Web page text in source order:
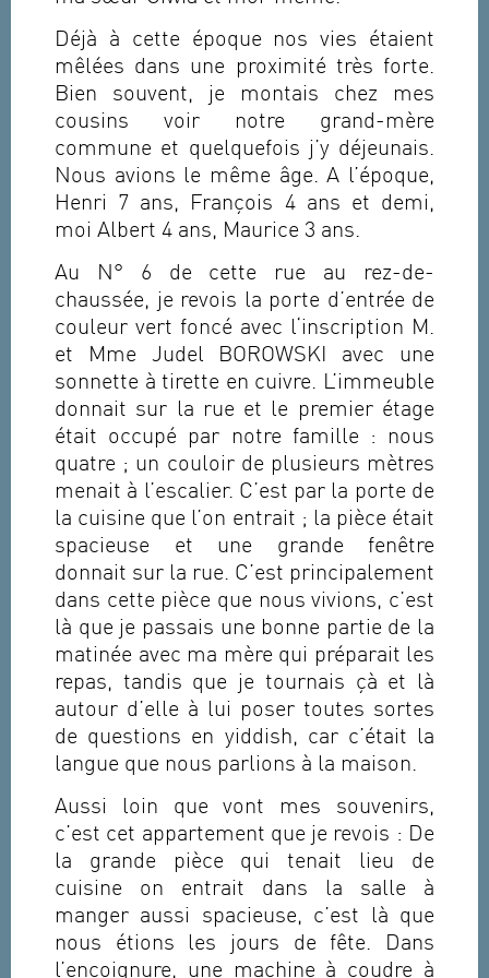
Déjà à cette époque nos vies étaient
mêlées dans une proximité très forte.
Bien souvent, je montais chez mes
cousins voir notre grand-mère
commune et quelquefois j’y déjeunais.
Nous avions le même âge. A l’époque,
Henri 7 ans, François 4 ans et demi,
moi Albert 4 ans, Maurice 3 ans.
Au N° 6 de cette rue au rez-de-
chaussée, je revois la porte d’entrée de
couleur vert foncé avec l‘inscription M.
et Mme Judel BOROWSKI avec une
sonnette à tirette en cuivre. L’immeuble
donnait sur la rue et le premier étage
était occupé par notre famille : nous
quatre ; un couloir de plusieurs mètres
menait à l’escalier. C’est par la porte de
la cuisine que l’on entrait ; la pièce était
spacieuse et une grande fenêtre
donnait sur la rue. C’est principalement
dans cette pièce que nous vivions, c’est
là que je passais une bonne partie de la
matinée avec ma mère qui préparait les
repas, tandis que je tournais çà et là
autour d’elle à lui poser toutes sortes
de questions en yiddish, car c’était la
langue que nous parlions à la maison.
Aussi loin que vont mes souvenirs,
c’est cet appartement que je revois : De
la grande pièce qui tenait lieu de
cuisine on entrait dans la salle à
manger aussi spacieuse, c’est là que
nous étions les jours de fête. Dans
l’encoignure, une machine à coudre à